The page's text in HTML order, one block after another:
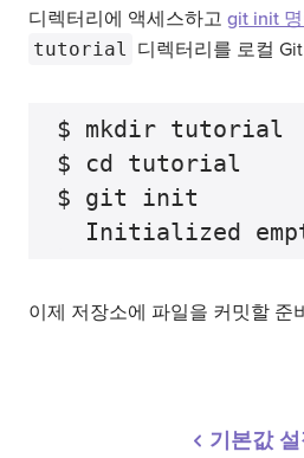
디렉터리에 액세스하고 git init
tutorial 디렉터리를 로컬
$ mkdir tutorial
$ cd tutorial
$ git init
이제 저장소에 파일을 커밋할 준
기본값 설